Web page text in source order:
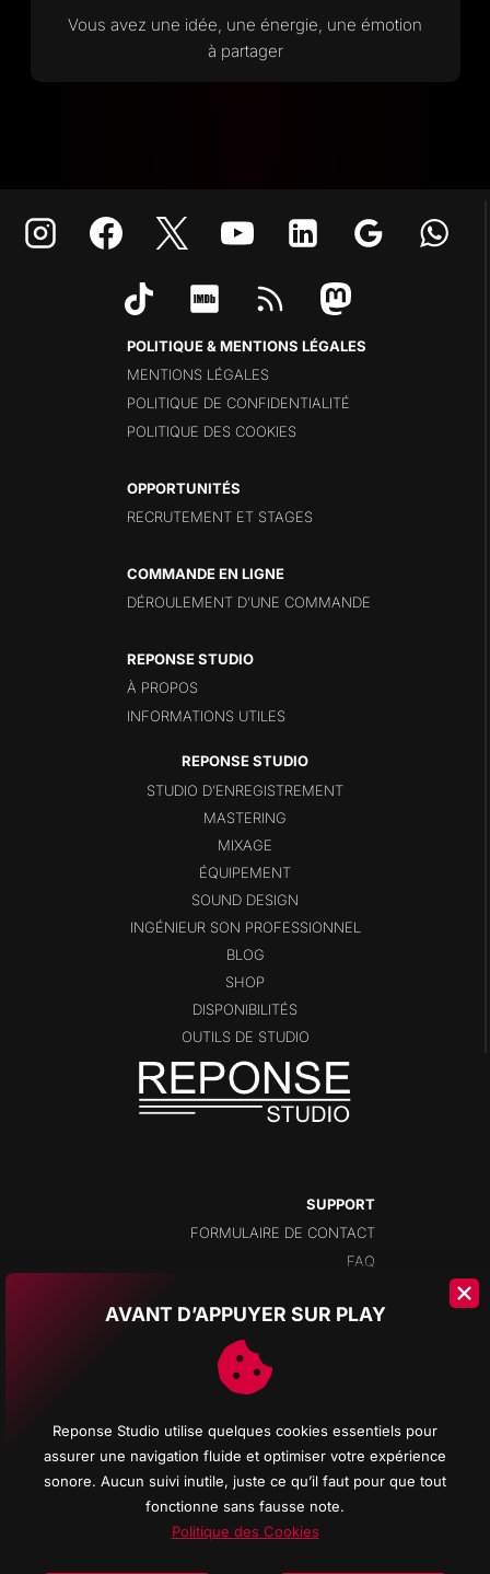
Vous avez une idée, une énergie, une émotion
à partager
POLITIQUE & MENTIONS LÉGALES
MENTIONS LÉGALES
POLITIQUE DE CONFIDENTIALITÉ
POLITIQUE DES COOKIES
OPPORTUNITÉS
RECRUTEMENT ET STAGES
COMMANDE EN LIGNE
DÉROULEMENT D’UNE COMMANDE
REPONSE STUDIO
À PROPOS
INFORMATIONS UTILES
STUDIO D’ENREGISTREMENT
MASTERING
MIXAGE
ÉQUIPEMENT
SOUND DESIGN
INGÉNIEUR SON PROFESSIONNEL
BLOG
SHOP
DISPONIBILITÉS
OUTILS DE STUDIO
SUPPORT
FORMULAIRE DE CONTACT
FAQ
CHAMPS-MONTANTS 14A
SUISSE
AVANT D’APPUYER SUR PLAY
Reponse Studio utilise quelques cookies essentiels pour
assurer une navigation fluide et optimiser votre expérience
sonore. Aucun suivi inutile, juste ce qu’il faut pour que tout
fonctionne sans fausse note.
Politique des Cookies